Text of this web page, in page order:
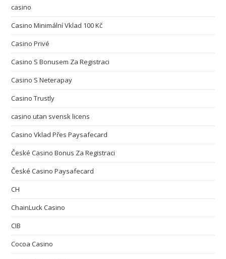
casino
Casino Minimální Vklad 100 Kč
Casino Privé
Casino S Bonusem Za Registraci
Casino S Neterapay
Casino Trustly
casino utan svensk licens
Casino Vklad Přes Paysafecard
České Casino Bonus Za Registraci
České Casino Paysafecard
CH
ChainLuck Casino
CIB
Cocoa Casino